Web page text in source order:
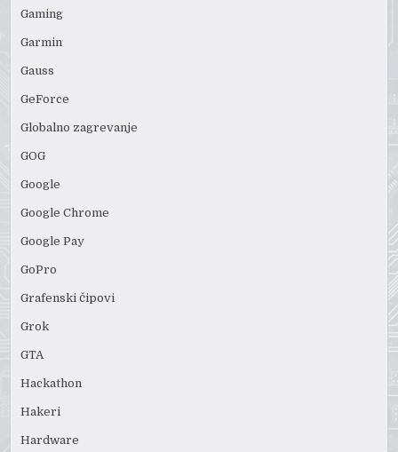
Gaming
Garmin
Gauss
GeForce
Globalno zagrevanje
GOG
Google
Google Chrome
Google Pay
GoPro
Grafenski čipovi
Grok
GTA
Hackathon
Hakeri
Hardware